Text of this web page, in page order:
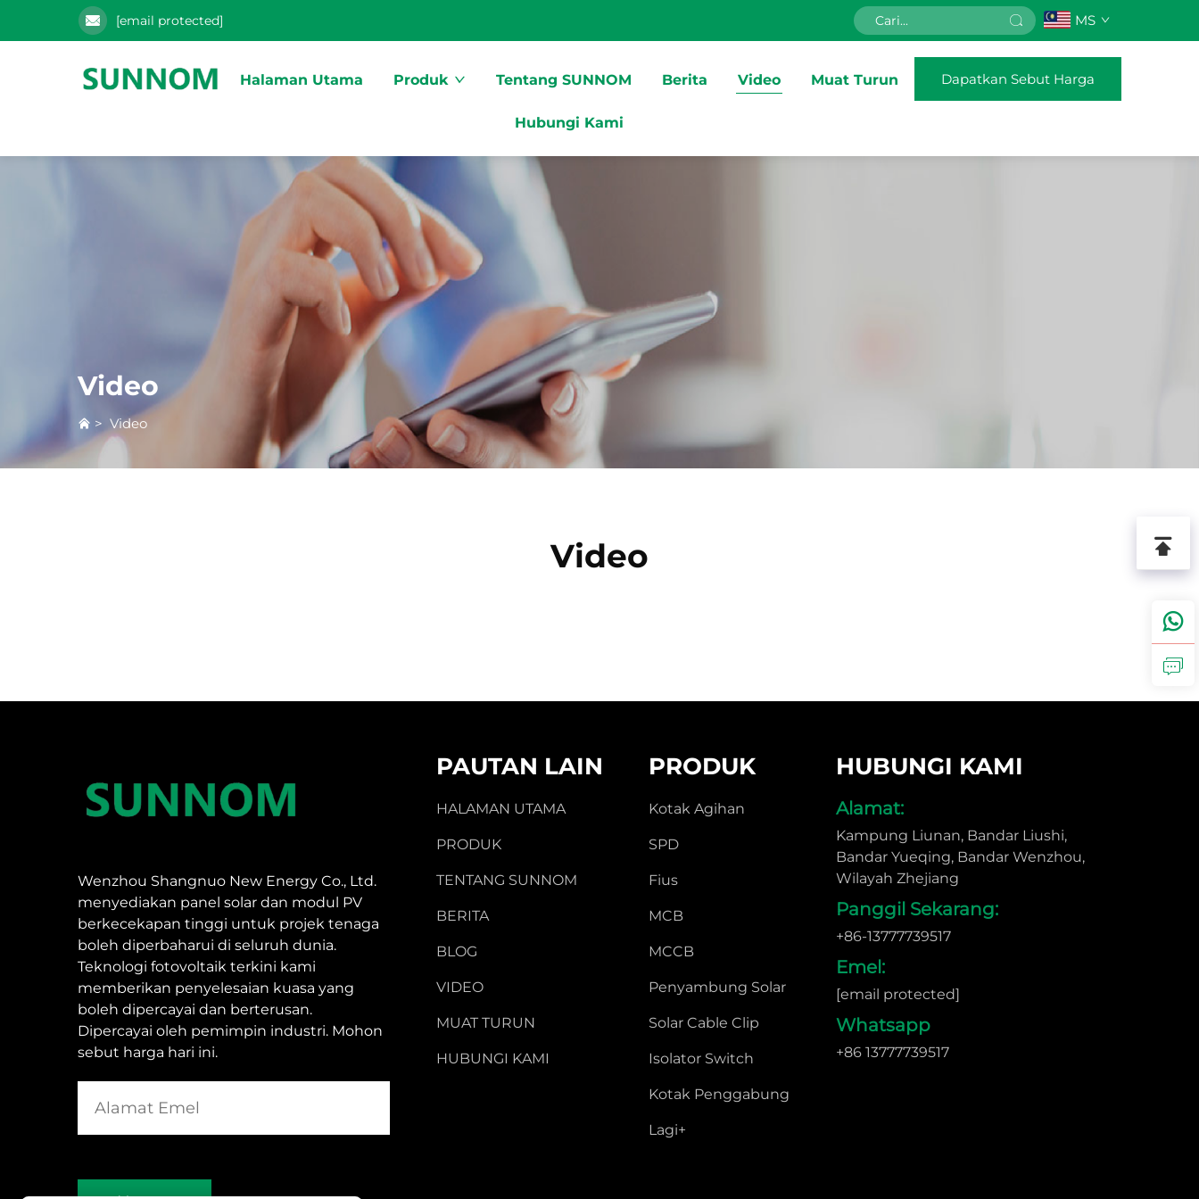
[email protected] MS
Halaman Utama Produk Tentang SUNNOM Berita Video Muat Turun
Hubungi Kami
Dapatkan Sebut Harga
Video
> Video
Video
Wenzhou Shangnuo New Energy Co., Ltd.
menyediakan panel solar dan modul PV
berkecekapan tinggi untuk projek tenaga
boleh diperbaharui di seluruh dunia.
Teknologi fotovoltaik terkini kami
memberikan penyelesaian kuasa yang
boleh dipercayai dan berterusan.
Dipercayai oleh pemimpin industri. Mohon
sebut harga hari ini.
PAUTAN LAIN
HALAMAN UTAMA
PRODUK
TENTANG SUNNOM
BERITA
BLOG
VIDEO
MUAT TURUN
HUBUNGI KAMI
PRODUK
Kotak Agihan
SPD
Fius
MCB
MCCB
Penyambung Solar
Solar Cable Clip
Isolator Switch
Kotak Penggabung
Lagi+
HUBUNGI KAMI
Alamat:
Kampung Liunan, Bandar Liushi,
Bandar Yueqing, Bandar Wenzhou,
Wilayah Zhejiang
Panggil Sekarang:
+86-13777739517
Emel:
[email protected]
Whatsapp
+86 13777739517